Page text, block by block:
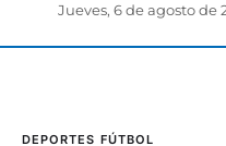
Jueves, 6 de agosto de
DEPORTES FÚTBOL